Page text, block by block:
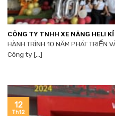
CÔNG TY TNHH XE NÂNG HELI
HÀNH TRÌNH 10 NĂM PHÁT TRIỂN
Công ty [...]
12
Th12